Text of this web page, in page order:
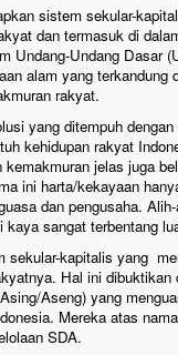
sistem sekular-
dan termasuk di
Undang-Undang Dasar
alam yang terkandung
rakyat.
yang ditempuh
kehidupan rakyat
jelas juga
ini harta/kekayaan
dan pengusaha.
sangat terbentang
sekular-kapitalis yang
Hal ini
Aseng) yang
Mereka atas
SDA.